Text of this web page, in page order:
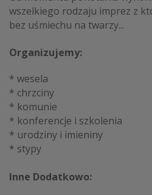
wszelkiego rodzaju imprez z
bez uśmiechu na twarzy...
Organizujemy:
* wesela
* chrzciny
* komunie
* konferencje i szkolenia
* urodziny i imieniny
* stypy
Inne Dodatkowo: